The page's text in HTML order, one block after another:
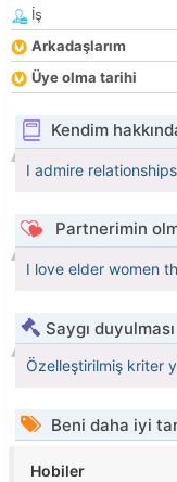
İş
Arkadaşlarım
Üye olma tarihi
Kendim
I admire
Partnerimin
I love elder women
Saygı
Özelleştirilmiş kriter
Beni daha iyi
Hobiler